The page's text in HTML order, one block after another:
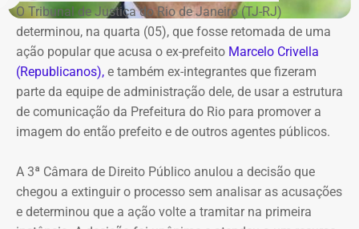
O Tribunal de Justiça do Rio de Janeiro (TJ-RJ)
determinou, na quarta (05), que fosse retomada de uma
ação popular que acusa o ex-prefeito Marcelo Crivella
(Republicanos), e também ex-integrantes que fizeram
parte da equipe de administração dele, de usar a estrutura
de comunicação da Prefeitura do Rio para promover a
imagem do então prefeito e de outros agentes públicos.
A 3ª Câmara de Direito Público anulou a decisão que
chegou a extinguir o processo sem analisar as acusações
e determinou que a ação volte a tramitar na primeira